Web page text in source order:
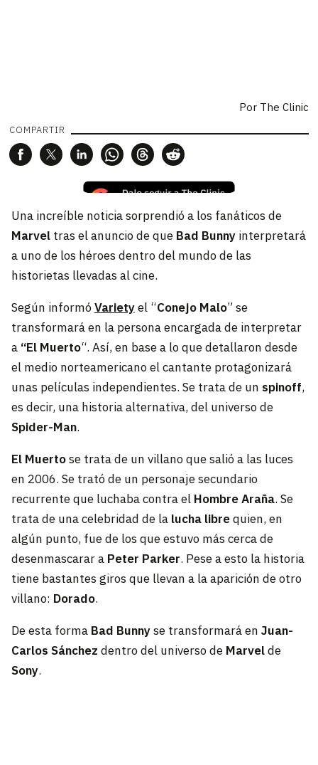
Por The Clinic
COMPARTIR
Una increíble noticia sorprendió a los fanáticos de
Marveltras el anuncio de que Bad Bunnyinterpretará
a uno de los héroes dentro del mundo de las
historietas llevadas al cine.
Según informóVarietyel “Conejo Malo” se
transformará en la persona encargada de interpretar
a “El Muerto“. Así, en base a lo que detallaron desde
el medio norteamericano el cantante protagonizará
unas películas independientes. Se trata de un spinoff,
es decir, una historia alternativa, del universo de
Spider-Man.
El Muertose trata de un villano que salió a las luces
en 2006. Se trató de un personaje secundario
recurrente que luchaba contra el Hombre Araña. Se
trata de una celebridad de la lucha librequien, en
algún punto, fue de los que estuvo más cerca de
desenmascarar a Peter Parker. Pese a esto la historia
tiene bastantes giros que llevan a la aparición de otro
villano: Dorado.
De esta forma Bad Bunnyse transformará en Juan-
Carlos Sánchez dentro del universo de Marvelde
Sony.